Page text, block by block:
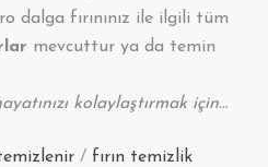
dalga fırınınız ile ilgili tüm
mevcuttur ya da temin
kolaylaştırmak için…
/ fırın temizlik